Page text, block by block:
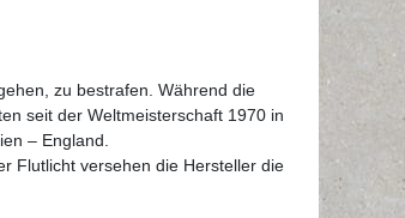
zu bestrafen. Während die
seit der Weltmeisterschaft 1970 in
– England.
Flutlicht versehen die Hersteller die